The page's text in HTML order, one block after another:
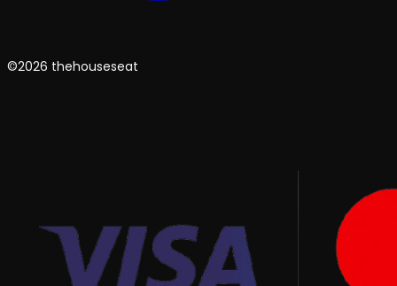
©2026 thehouseseat